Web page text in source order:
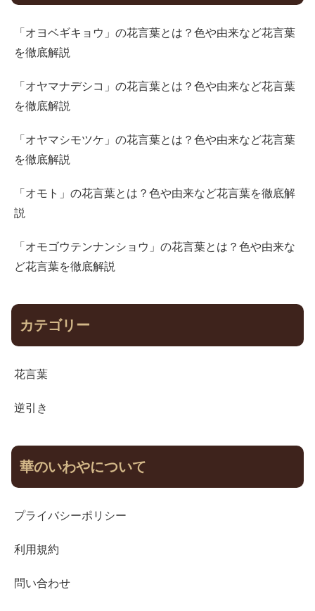
「オヨベギキョウ」の花言葉とは？色や由来など花言葉
を徹底解説
「オヤマナデシコ」の花言葉とは？色や由来など花言葉
を徹底解説
「オヤマシモツケ」の花言葉とは？色や由来など花言葉
を徹底解説
「オモト」の花言葉とは？色や由来など花言葉を徹底解
説
「オモゴウテンナンショウ」の花言葉とは？色や由来な
ど花言葉を徹底解説
カテゴリー
花言葉
逆引き
華のいわやについて
プライバシーポリシー
利用規約
問い合わせ